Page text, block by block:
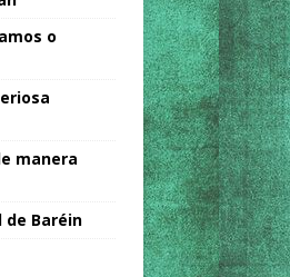
o
manera
de Baréin